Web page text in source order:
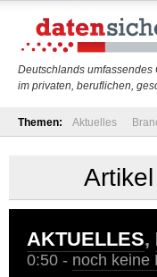
Deutschlands
im privaten, beruflichen,
Themen: Aktuelles
AKTUELLES,
0:50 - noch keine